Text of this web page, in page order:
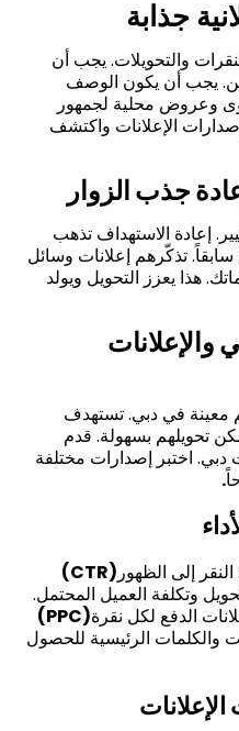
والتحويلات. يجب أن
يجب أن يكون الوصف
وعروض محلية لجمهور
الإعلانات واكتشف
إعادة الاستهداف تذهب
تذكّرهم إعلانات وسائل
هذا يعزز التحويل ويولد
والإعلانات
معينة في دبي. تستهدف
تحويلهم بسهولة. قدم
اختبر إصدارات مختلفة
.
إلى الظهور (CTR)
وتكلفة العميل المحتمل.
الدفع لكل نقرة(PPC)
والكلمات الرئيسية للحصول